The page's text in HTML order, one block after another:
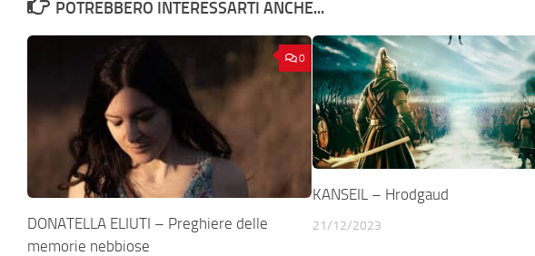
POTREBBERO INTERESSARTI ANCHE...
0
DONATELLA ELIUTI – Preghiere delle
memorie nebbiose
KANSEIL – Hrodgaud
21/12/2023